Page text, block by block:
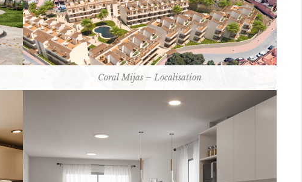
Coral Mijas – Localisation